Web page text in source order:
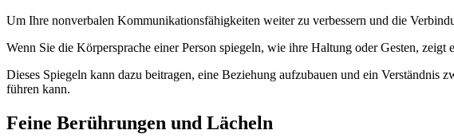
Um Ihre nonverbalen Kommunikationsfähigkeiten weiter zu verbessern und die
Wenn Sie die Körpersprache einer Person spiegeln, wie ihre Haltung oder Gesten, zeigt
Dieses Spiegeln kann dazu beitragen, eine Beziehung aufzubauen und ein
führen kann.
Feine Berührungen und Lächeln